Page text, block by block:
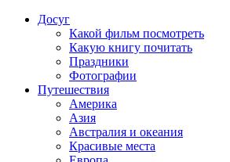
Досуг
Какой фильм посмотреть
Какую книгу почитать
Праздники
Фотографии
Путешествия
Америка
Азия
Австралия и океания
Красивые места